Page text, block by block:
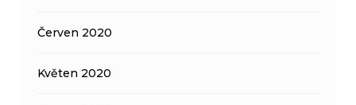
Červen 2020
Květen 2020